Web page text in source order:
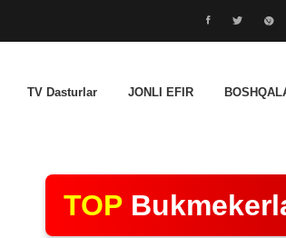
TV Dasturlar JONLI EFIR
TOP